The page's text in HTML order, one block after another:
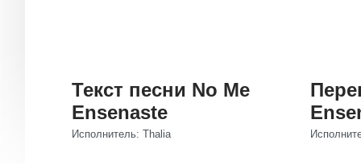
Текст песни No Me
Ensenaste
Исполнитель: Thalia